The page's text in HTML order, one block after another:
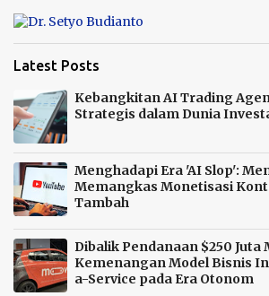
r
Latest Posts
Kebangkitan AI Trading
Strategis dalam Dunia
Menghadapi Era 'AI Slop':
Memangkas Monetisasi
Tambah
Dibalik Pendanaan $250 Juta
Kemenangan Model Bisnis
a-Service pada Era Otonom